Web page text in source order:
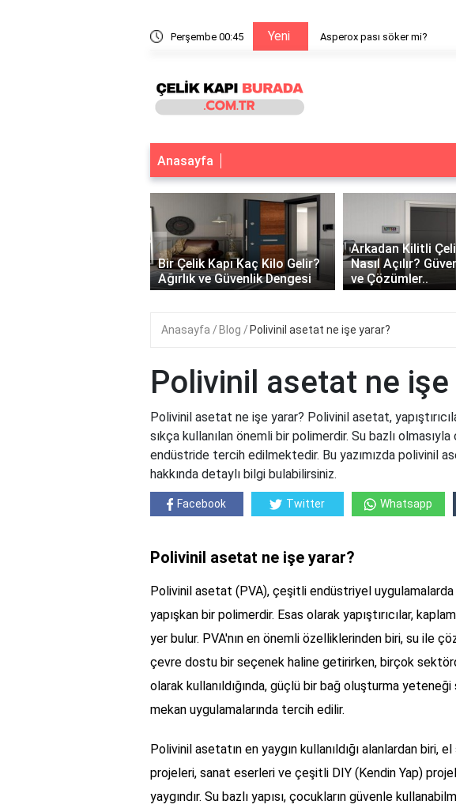
Perşembe 00:45 Yeni Asperox pası söker mi?
Anasayfa
Bir Çelik Kapı Kaç Kilo Gelir?
Ağırlık ve Güvenlik Dengesi
Arkadan Kilitli
Nasıl Açılır?
ve Çözümler..
‹
Anasayfa Blog Polivinil asetat ne işe yarar?
Polivinil asetat ne işe
Polivinil asetat ne işe yarar? Polivinil asetat,
sıkça kullanılan önemli bir polimerdir. Su bazlı
endüstride tercih edilmektedir. Bu yazımızda polivinil
hakkında detaylı bilgi bulabilirsiniz.
Facebook Twitter Whatsapp
Polivinil asetat ne işe yarar?
Polivinil asetat (PVA), çeşitli endüstriyel uygulamalarda
yapışkan bir polimerdir. Esas olarak yapıştırıcılar,
yer bulur. PVA'nın en önemli özelliklerinden biri, su ile
çevre dostu bir seçenek haline getirirken, birçok sektörde
olarak kullanıldığında, güçlü bir bağ oluşturma
mekan uygulamalarında tercih edilir.
Polivinil asetatın en yaygın kullanıldığı alanlardan biri,
projeleri, sanat eserleri ve çeşitli DIY (Kendin Yap)
yaygındır. Su bazlı yapısı, çocukların güvenle